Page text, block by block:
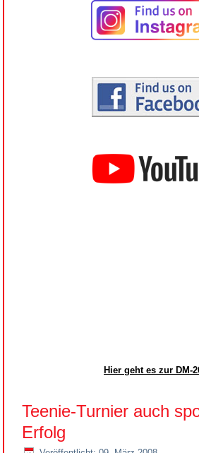
Hier geht es zur DM-
Teenie-Turnier auch
Erfolg